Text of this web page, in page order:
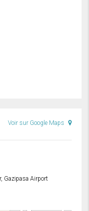
Voir sur Google Maps
Gazipasa Airport